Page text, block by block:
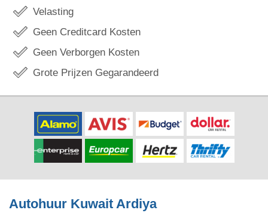
Velasting
Geen Creditcard Kosten
Geen Verborgen Kosten
Grote Prijzen Gegarandeerd
Autohuur Kuwait Ardiya